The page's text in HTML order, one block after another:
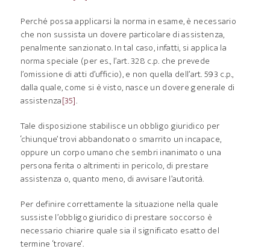
Perché possa applicarsi la norma in esame, è necessario
che non sussista un dovere particolare di assistenza,
penalmente sanzionato. In tal caso, infatti, si applica la
norma speciale (per es., l’art. 328 c.p. che prevede
l’omissione di atti d’ufficio), e non quella dell’art. 593 c.p.,
dalla quale, come si è visto, nasce un dovere generale di
assistenza[35].
Tale disposizione stabilisce un obbligo giuridico per
‘chiunque’ trovi abbandonato o smarrito un incapace,
oppure un corpo umano che sembri inanimato o una
persona ferita o altrimenti in pericolo, di prestare
assistenza o, quanto meno, di avvisare l’autorità.
Per definire correttamente la situazione nella quale
sussiste l’obbligo giuridico di prestare soccorso è
necessario chiarire quale sia il significato esatto del
termine ‘trovare’.